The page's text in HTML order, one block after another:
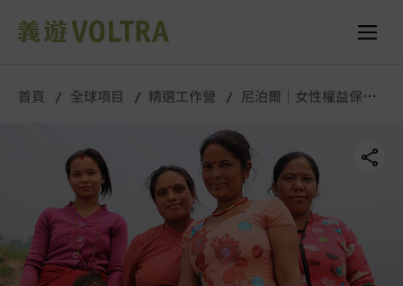
首頁 全球項目 精選工作營
尼泊爾｜女性權益保衛
舉行城市/地點 (只供參考)